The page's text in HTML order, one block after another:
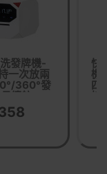
發牌機-
一次放兩
360°發
續航
快
機
四
持